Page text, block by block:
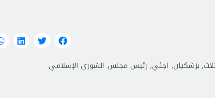
, بزشكيان, اجئي, رئيس مجلس الشورى الإسلامي